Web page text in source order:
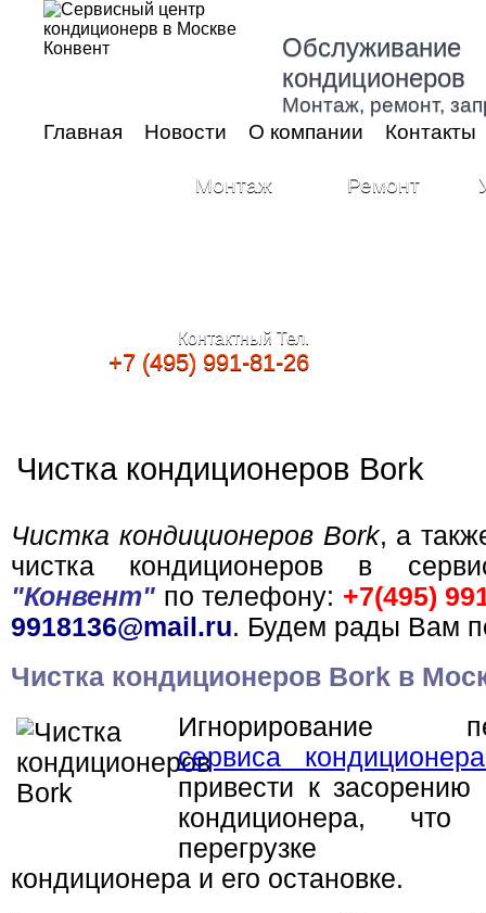
Обслуживание
кондиционеров
Монтаж, ремонт,
Главная
Новости О компании Контакты
Монтаж Ремонт
Контактный Тел.
+7 (495) 991-81-26
Чистка кондиционеров Bork
Чистка кондиционеров Bork, а
чистка кондиционеров в
"Конвент" по телефону: +7(495)
9918136@mail.ru. Будем рады Вам
Чистка кондиционеров Bork в
Игнорирование
сервиса
привести к засорению
кондиционера,
перегрузке
кондиционера и его остановке.